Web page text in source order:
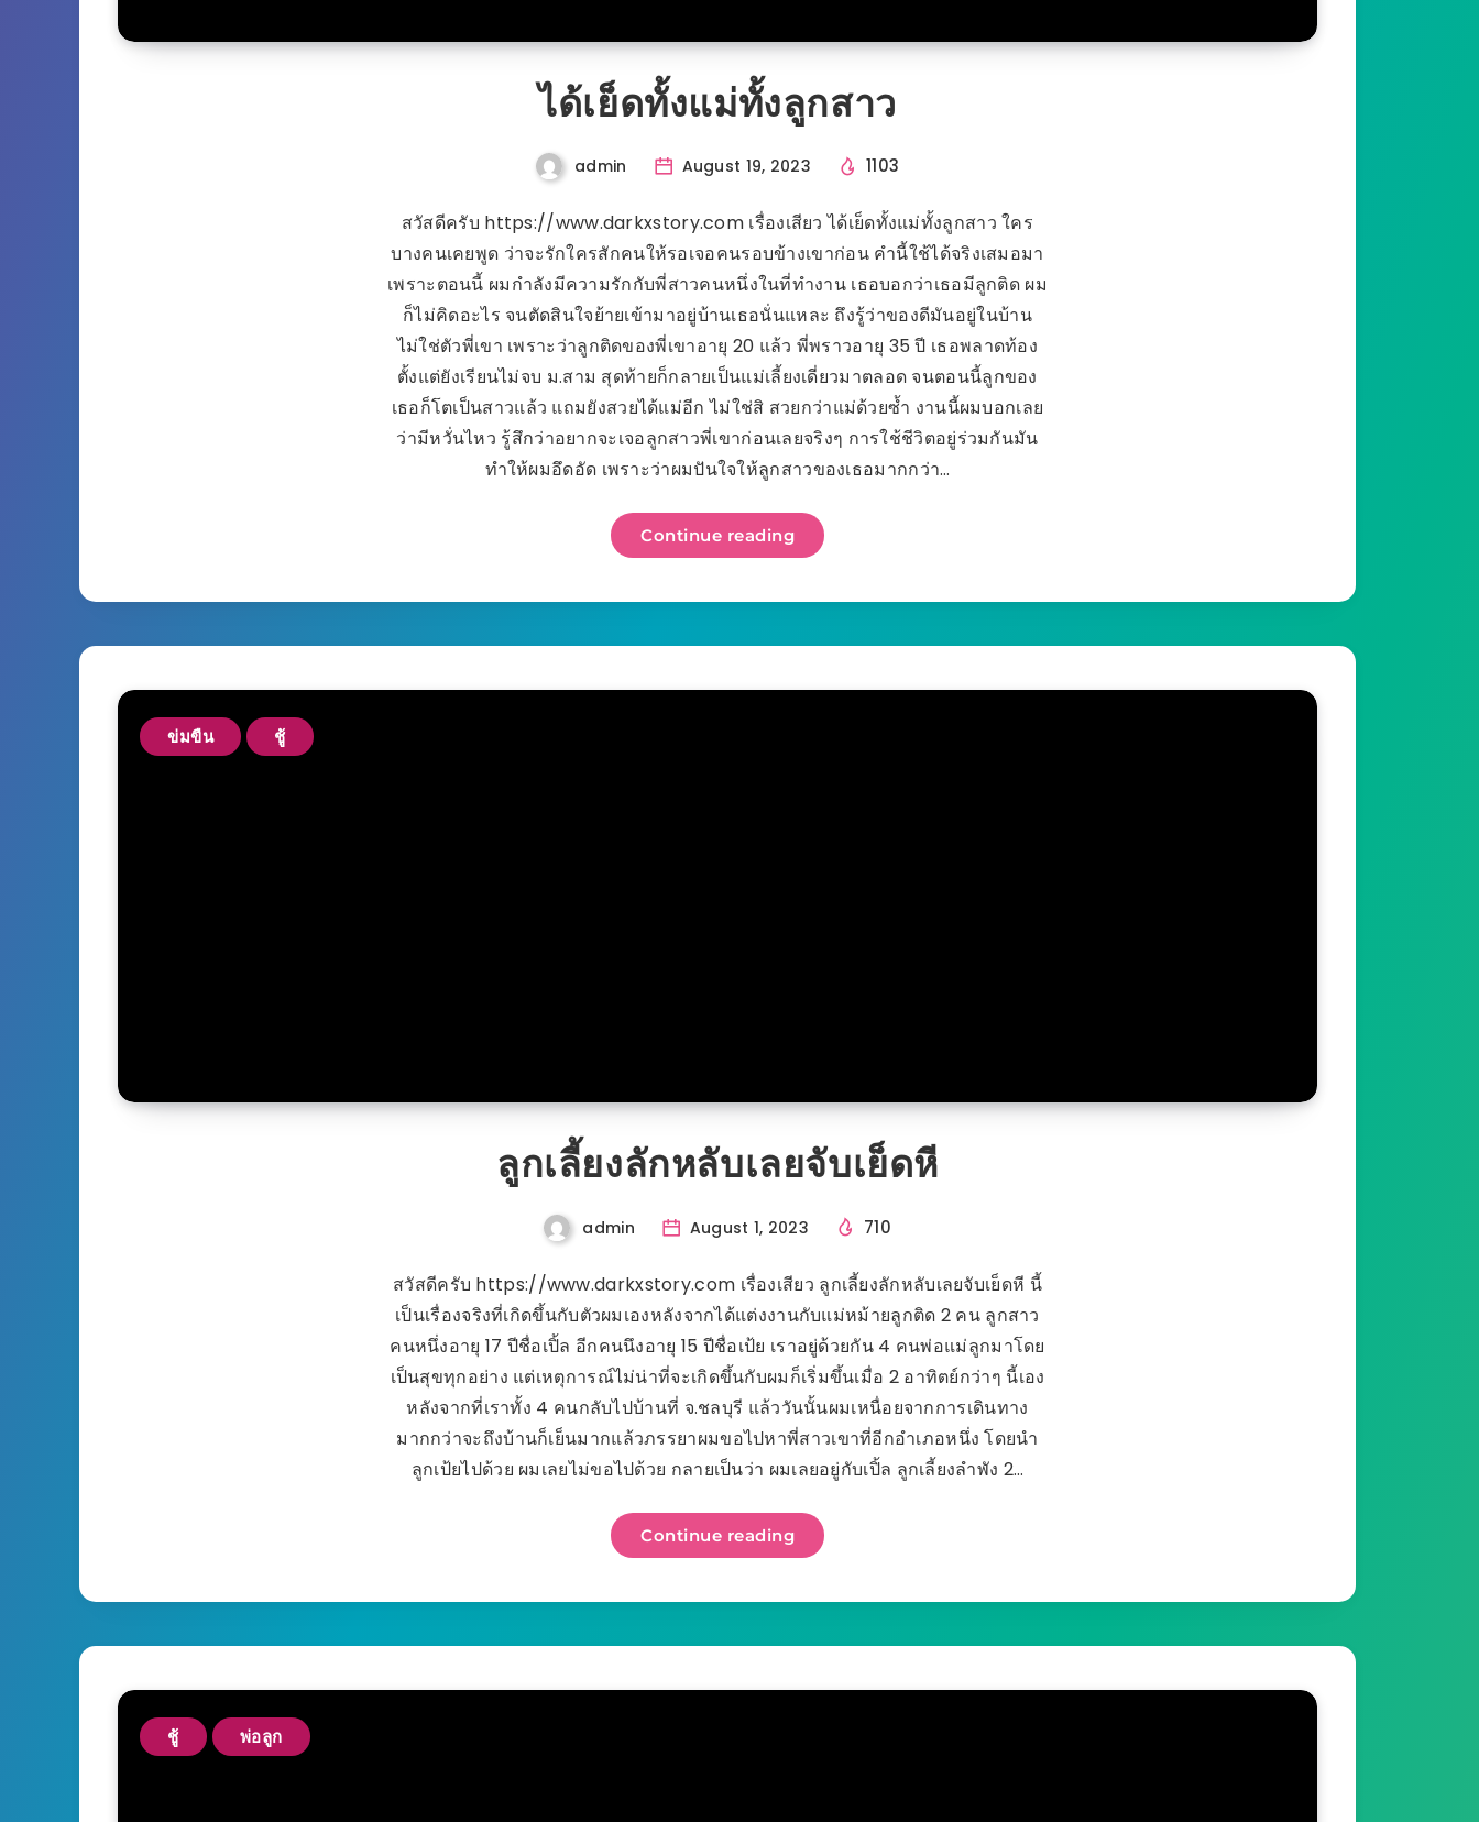
ได้เย็ดทั้งแม่ทั้งลูกสาว
admin August 19, 2023 1103
สวัสดีครับ https://www.darkxstory.com เรื่องเสียว ได้เย็ดทั้งแม่ทั้งลูกสาว ใคร
บางคนเคยพูด ว่าจะรักใครสักคนให้รอเจอคนรอบข้างเขาก่อน คำนี้ใช้ได้จริงเสมอมา
เพราะตอนนี้ ผมกำลังมีความรักกับพี่สาวคนหนึ่งในที่ทำงาน เธอบอกว่าเธอมีลูกติด ผม
ก็ไม่คิดอะไร จนตัดสินใจย้ายเข้ามาอยู่บ้านเธอนั่นแหละ ถึงรู้ว่าของดีมันอยู่ในบ้าน
ไม่ใช่ตัวพี่เขา เพราะว่าลูกติดของพี่เขาอายุ 20 แล้ว พี่พราวอายุ 35 ปี เธอพลาดท้อง
ตั้งแต่ยังเรียนไม่จบ ม.สาม สุดท้ายก็กลายเป็นแม่เลี้ยงเดี่ยวมาตลอด จนตอนนี้ลูกของ
เธอก็โตเป็นสาวแล้ว แถมยังสวยได้แม่อีก ไม่ใช่สิ สวยกว่าแม่ด้วยซ้ำ งานนี้ผมบอกเลย
ว่ามีหวั่นไหว รู้สึกว่าอยากจะเจอลูกสาวพี่เขาก่อนเลยจริงๆ การใช้ชีวิตอยู่ร่วมกันมัน
ทำให้ผมอึดอัด เพราะว่าผมปันใจให้ลูกสาวของเธอมากกว่า…
Continue reading
ข่มขืน ชู้
ลูกเลี้ยงลักหลับเลยจับเย็ดหี
admin August 1, 2023 710
สวัสดีครับ https://www.darkxstory.com เรื่องเสียว ลูกเลี้ยงลักหลับเลยจับเย็ดหี นี้
เป็นเรื่องจริงที่เกิดขึ้นกับตัวผมเองหลังจากได้แต่งงานกับแม่หม้ายลูกติด 2 คน ลูกสาว
คนหนึ่งอายุ 17 ปีชื่อเปิ้ล อีกคนนึงอายุ 15 ปีชื่อเป้ย เราอยู่ด้วยกัน 4 คนพ่อแม่ลูกมาโดย
เป็นสุขทุกอย่าง แต่เหตุการณ์ไม่น่าที่จะเกิดขึ้นกับผมก็เริ่มขึ้นเมื่อ 2 อาทิตย์กว่าๆ นี้เอง
หลังจากที่เราทั้ง 4 คนกลับไปบ้านที่ จ.ชลบุรี แล้ววันนั้นผมเหนื่อยจากการเดินทาง
มากกว่าจะถึงบ้านก็เย็นมากแล้วภรรยาผมขอไปหาพี่สาวเขาที่อีกอำเภอหนึ่ง โดยนำ
ลูกเป้ยไปด้วย ผมเลยไม่ขอไปด้วย กลายเป็นว่า ผมเลยอยู่กับเปิ้ล ลูกเลี้ยงลำพัง 2…
Continue reading
ชู้ พ่อลูก